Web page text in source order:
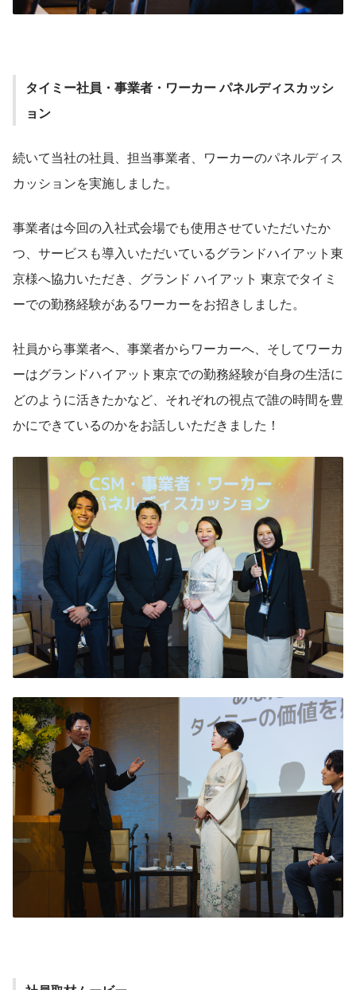
タイミー社員・事業者・ワーカー パネルディスカッシ
ョン
続いて当社の社員、担当事業者、ワーカーのパネルディス
カッションを実施しました。
事業者は今回の入社式会場でも使用させていただいたか
つ、サービスも導入いただいているグランドハイアット東
京様へ協力いただき、グランド ハイアット 東京でタイミ
ーでの勤務経験があるワーカーをお招きしました。
社員から事業者へ、事業者からワーカーへ、そしてワーカ
ーはグランドハイアット東京での勤務経験が自身の生活に
どのように活きたかなど、それぞれの視点で誰の時間を豊
かにできているのかをお話しいただきました！